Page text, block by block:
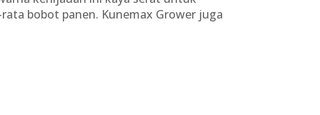
bobot panen. Kunemax Grower juga